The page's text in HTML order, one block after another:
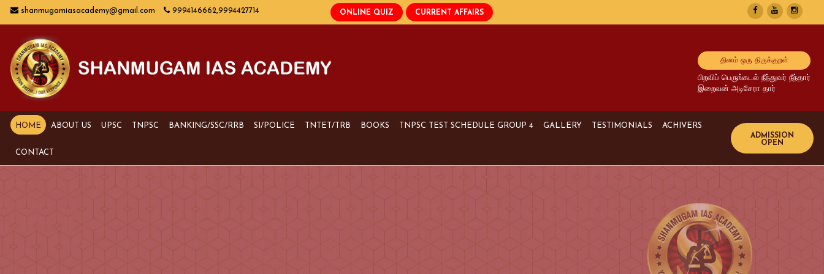
shanmugamiasacademy@gmail.com 9994146662,9994427714
தினம் ஒரு திருக்குறள்
பிறவிப் பெருங்கடல் நீந்துவர் நீந்தார்
இறைவன் அடிசேரா தார்
HOME ABOUT US UPSC TNPSC BANKING/SSC/RRB SI/POLICE TNTET/TRB BOOKS TNPSC TEST SCHEDULE GROUP 4 GALLERY TESTIMONIALS ACHIVERS
Bank Achivers
SI Achivers
TET Achivers
CONTACT